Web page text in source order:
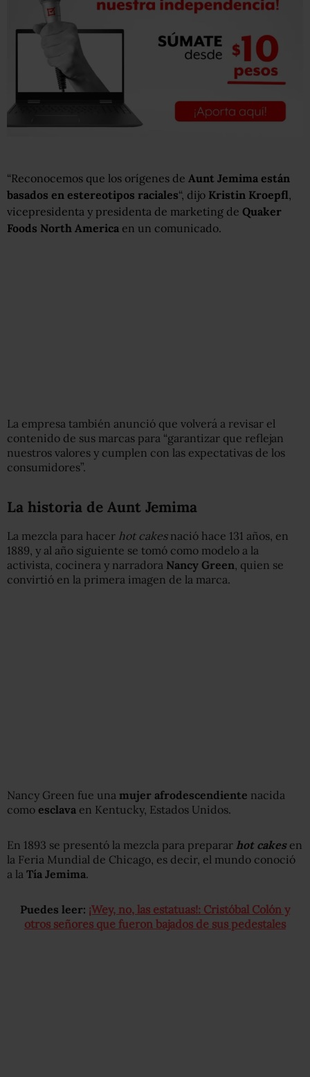
“Reconocemos que los orígenes de Aunt Jemima están
basados en estereotipos raciales“, dijo Kristin Kroepfl
vicepresidenta y presidenta de marketing de Quaker
Foods North America en un comunicado.
La empresa también anunció que volverá a revisar el
contenido de sus marcas para “garantizar que reflejan
nuestros valores y cumplen con las expectativas de los
consumidores”.
La historia de Aunt Jemima
La mezcla para hacer hot cakesnació hace 131 años, en
1889, y al año siguiente se tomó como modelo a la
activista, cocinera y narradora Nancy Green , quien se
convirtió en la primera imagen de la marca.
Nancy Green fue una mujer afrodescendiente nacida
como esclava en Kentucky, Estados Unidos.
En 1893 se presentó la mezcla para preparar hot cakesen
la Feria Mundial de Chicago, es decir, el mundo conoció
a la Tía Jemima.
Puedes leer: ¡Wey, no, las estatuas!: Cristóbal Colón y
otros señores que fueron bajados de sus pedestales